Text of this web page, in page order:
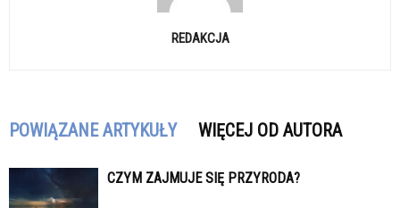
REDAKCJA
POWIĄZANE ARTYKUŁY WIĘCEJ OD AUTORA
CZYM ZAJMUJE SIĘ PRZYRODA?